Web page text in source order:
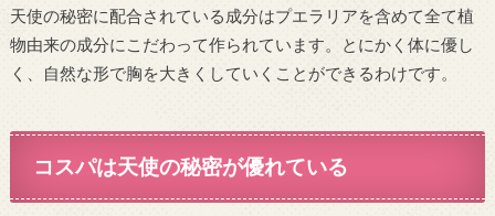
天使の秘密に配合されている成分はプエラリアを含めて全て植
物由来の成分にこだわって作られています。とにかく体に優し
く、自然な形で胸を大きくしていくことができるわけです。
コスパは天使の秘密が優れている